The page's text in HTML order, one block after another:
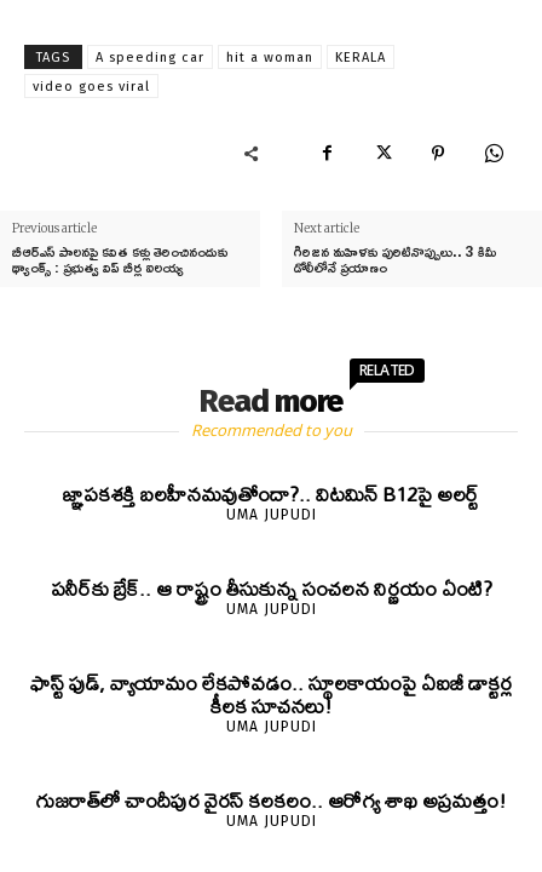
TAGS A speeding car hit a woman
KERALA
video goes viral
Previous article
బీఆర్ఎస్ పాలనపై కవిత కళ్లు తెరించినందుకు
థ్యాంక్స్ : ప్రభుత్వ విప్ బీర్ల ఐలయ్య
Next article
గిరిజన మహిళకు పురిటినొప్పులు.. 3 కిమీ
డోలీలోనే ప్రయాణం
Read more
RELATED
Recommended to you
జ్ఞాపకశక్తి బలహీనమవుతోందా?.. విటమిన్ B12పై అలర్ట్
UMA JUPUDI
పనీర్‌కు బ్రేక్.. ఆ రాష్ట్రం తీసుకున్న సంచలన నిర్ణయం ఏంటి?
UMA JUPUDI
ఫాస్ట్ ఫుడ్, వ్యాయామం లేకపోవడం.. స్థూలకాయంపై ఏఐజీ డాక్టర్ల
కీలక సూచనలు!
UMA JUPUDI
గుజరాత్‌లో చాందీపుర వైరస్ కలకలం.. ఆరోగ్య శాఖ అప్రమత్తం!
UMA JUPUDI